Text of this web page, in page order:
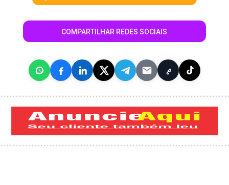
COMPARTILHAR REDES SOCIAIS